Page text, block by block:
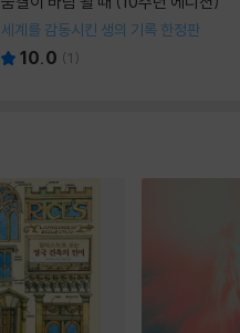
세계를 감동시킨 생의 기록 한정판
10.0 (1 )